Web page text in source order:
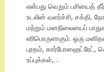
என்பது வெறும் பசியைத்
உடலின் வளர்ச்சி, சக்தி,
மற்றும் மனநிலையைப்
எரிபொருளாகும். ஒரு
புரதம், கார்போஹைட்ரேட்,
உப்புக்கள்,…